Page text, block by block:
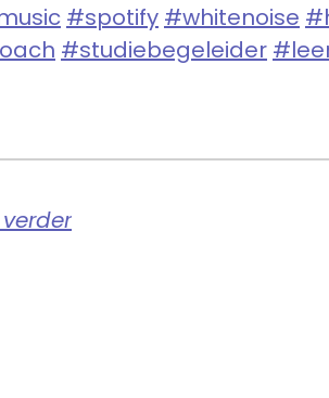
#spotify #whitenoise
#studiebegeleider